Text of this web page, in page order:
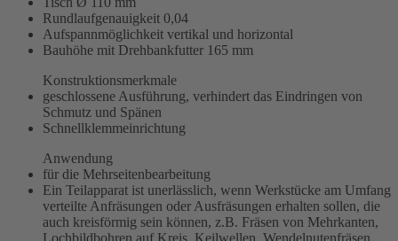
Rundlaufgenauigkeit 0,04
Aufspannmöglichkeit vertikal und horizontal
Bauhöhe mit Drehbankfutter 165 mm
Konstruktionsmerkmale
geschlossene Ausführung, verhindert das Eindringen von
Schmutz und Spänen
Schnellklemmeinrichtung
Anwendung
für die Mehrseitenbearbeitung
Ein Teilapparat ist unerlässlich, wenn Werkstücke am Umfang
verteilte Anfräsungen oder Ausfräsungen erhalten sollen, die
auch kreisförmig sein können, z.B. Fräsen von Mehrkanten,